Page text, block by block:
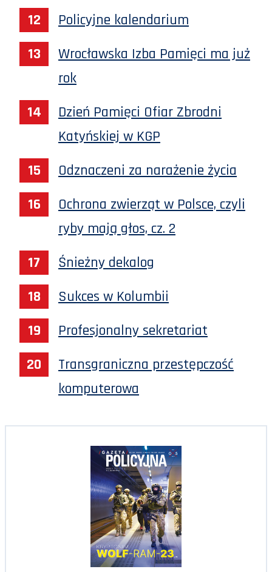
Policyjne kalendarium
Wrocławska Izba Pamięci ma już
rok
Dzień Pamięci Ofiar Zbrodni
Katyńskiej w KGP
Odznaczeni za narażenie życia
Ochrona zwierząt w Polsce, czyli
ryby mają głos, cz. 2
Śnieżny dekalog
Sukces w Kolumbii
Profesjonalny sekretariat
Transgraniczna przestępczość
komputerowa